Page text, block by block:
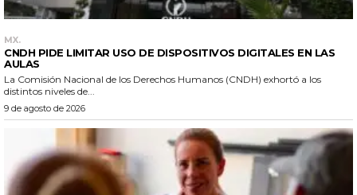
MX.
CNDH PIDE LIMITAR USO DE DISPOSITIVOS DIGITALES EN LAS
AULAS
La Comisión Nacional de los Derechos Humanos (CNDH) exhortó a los
distintos niveles de...
9 de agosto de 2026